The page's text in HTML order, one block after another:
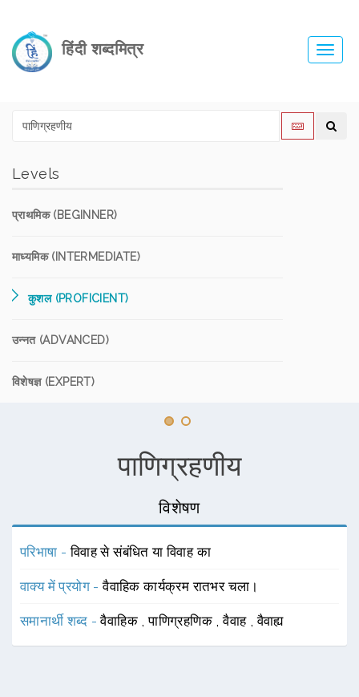
हिंदी शब्दमित्र
Levels
प्राथमिक (BEGINNER)
माध्यमिक (INTERMEDIATE)
कुशल (PROFICIENT)
उन्नत (ADVANCED)
विशेषज्ञ (EXPERT)
पाणिग्रहणीय
विशेषण
परिभाषा -विवाह से संबंधित या विवाह का
वाक्य में प्रयोग -वैवाहिक कार्यक्रम रातभर चला।
समानार्थी शब्द -वैवाहिक ,पाणिग्रहणिक ,वैवाह ,वैवाह्य